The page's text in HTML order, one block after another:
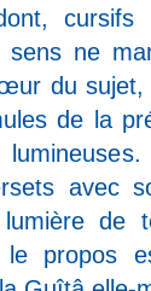
cursifs
sens ne
du sujet,
de la
avec
de
propos